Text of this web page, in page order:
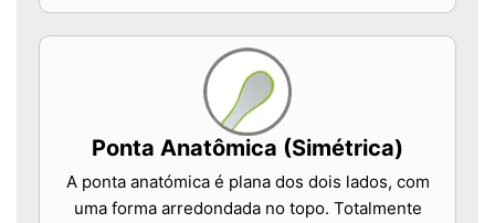
Ponta Anatômica (Simétrica)
A ponta anatómica é plana dos dois lados, com
uma forma arredondada no topo. Totalmente